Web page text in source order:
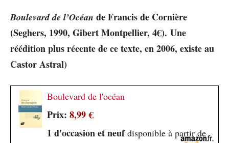
Boulevard de l’Océan de Francis de Cornière
(Seghers, 1990, Gibert Montpellier, 4€). Une
réédition plus récente de ce texte, en 2006, existe au
Castor Astral)
Boulevard de l'océan
Prix: 8,99 €
1 d'occasion et neufdisponible à partir de